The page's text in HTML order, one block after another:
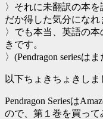
〉それに未翻訳の本
だか得した気分にな
〉でも本当、英語の
きです。
〉(Pendragon seriesは
以下ちょきちょきし
Pendragon Seriesは
ので、第１巻を買って